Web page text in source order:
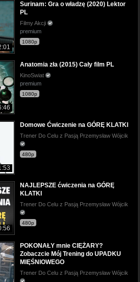
Surinam: Gra o władzę (2020) Lektor
PL
Filmy Akcji
premium
1080p
Anatomia zła (2015) Cały film PL
KinoSwiat
premium
1080p
Domowe Ćwiczenie na GÓRĘ KLATKI
Trener Do Celu z Pasją Przemysław Wójcik
480p
NAJLEPSZE ćwiczenia na GÓRĘ
KLATKI
Trener Do Celu z Pasją Przemysław Wójcik
480p
POKONAŁY mnie CIĘŻARY?
Zobaczcie Mój Trening do UPADKU
MIĘŚNIOWEGO
Trener Do Celu z Pasją Przemysław Wójcik